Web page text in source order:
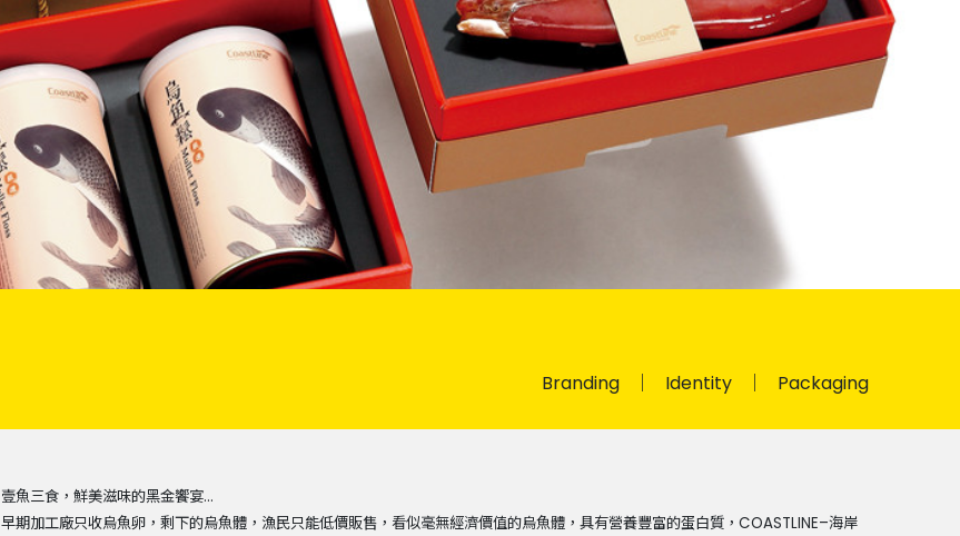
Branding Identity Packaging
壹魚三食，鮮美滋味的黑金饗宴…
早期加工廠只收烏魚卵，剩下的烏魚體，漁民只能低價販售，看似毫無經濟價值的烏魚體，具有營養豐富的蛋白質，COASTLINE–海岸